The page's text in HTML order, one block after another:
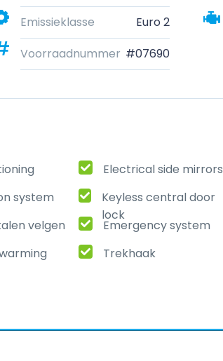
Emissieklasse Euro 2
Voorraadnummer #07690
Electrical side mirrors
system
Keyless central door
lock
velgen Emergency system
Trekhaak